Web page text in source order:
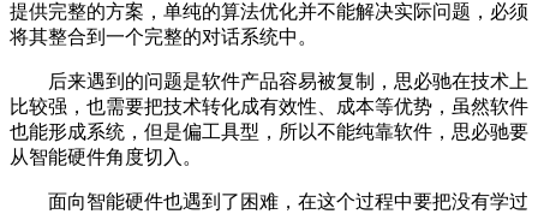
提供完整的方案，单纯的算法优化并不能解决实际问题，必须
将其整合到一个完整的对话系统中。
后来遇到的问题是软件产品容易被复制，思必驰在技术上
比较强，也需要把技术转化成有效性、成本等优势，虽然软件
也能形成系统，但是偏工具型，所以不能纯靠软件，思必驰要
从智能硬件角度切入。
面向智能硬件也遇到了困难，在这个过程中要把没有学过